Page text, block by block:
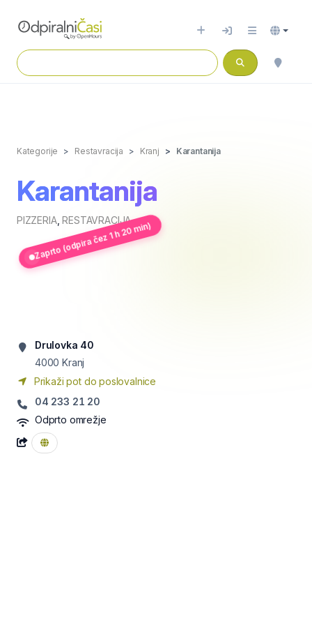
Kategorije Restavracija Kranj Karantanija
Karantanija
PIZZERIA,RESTAVRACIJA
Zaprto (odpira čez 1 h 20 min)
Drulovka 40
4000 Kranj
Prikaži pot do poslovalnice
04 233 21 20
Odprto omrežje